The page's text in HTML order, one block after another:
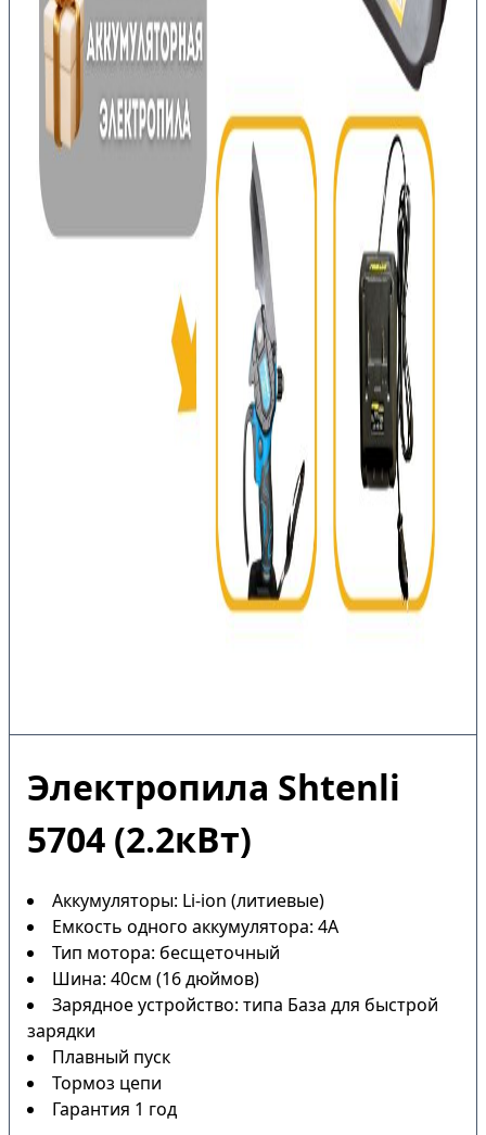
Электропила Shtenli
5704 (2.2кВт)
Аккумуляторы: Li-ion (литиевые)
Емкость одного аккумулятора: 4А
Тип мотора: бесщеточный
Шина: 40см (16 дюймов)
Зарядное устройство: типа База для быстрой
зарядки
Плавный пуск
Тормоз цепи
Гарантия 1 год